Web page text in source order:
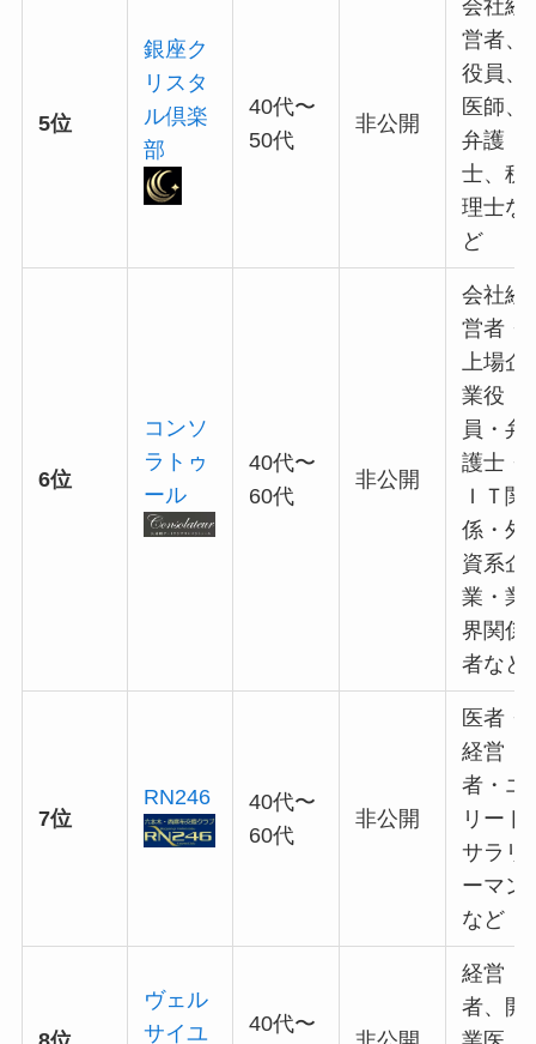
5位
銀座ク
リスタ
ル倶楽
部
40代〜
50代
非公開
会社経
営者、
役員、
医師、
弁護
士、税
理士な
ど
6位
コンソ
ラトゥ
ール
40代〜
60代
非公開
会社経
営者・
上場企
業役
員・弁
護士・
ＩＴ関
係・外
資系企
業・業
界関係
者など
7位
RN246
40代〜
60代
非公開
医者・
経営
者・エ
リート
サラリ
ーマン
など
ヴェル
サイユ
40代〜
経営
者、開